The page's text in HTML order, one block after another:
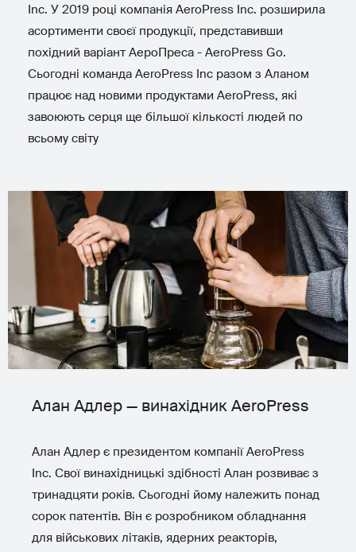
Inc. У 2019 році компанія AeroPress Inc. розширила
асортименти своєї продукції, представивши
похідний варіант АероПреса - AeroPress Go.
Сьогодні команда AeroPress Inc разом з Аланом
працює над новими продуктами AeroPress, які
завоюють серця ще більшої кількості людей по
всьому світу
Алан Адлер — винахідник AeroPress
Алан Адлер є президентом компанії AeroPress
Inc. Свої винахідницькі здібності Алан розвиває з
тринадцяти років. Сьогодні йому належить понад
сорок патентів. Він є розробником обладнання
для військових літаків, ядерних реакторів,